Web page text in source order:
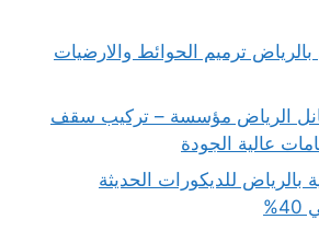
ترميم الحوائط والارضيات
الرياض مؤسسة – تركيب سقف
عالية الجودة
للديكورات الحديثة